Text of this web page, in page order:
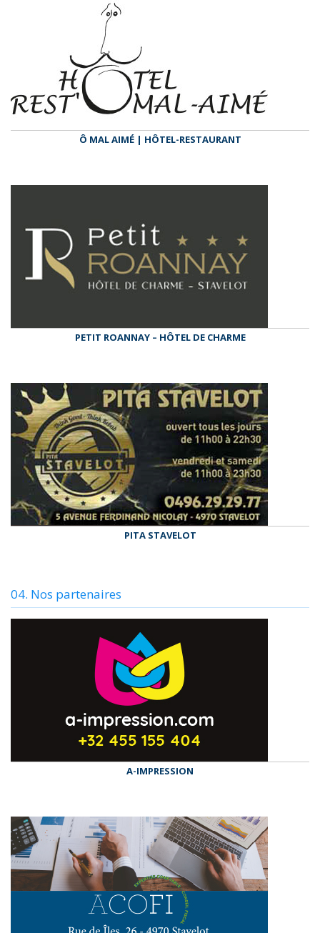
Ô MAL AIMÉ | HÔTEL-RESTAURANT
PETIT ROANNAY – HÔTEL DE CHARME
PITA STAVELOT
04. Nos partenaires
A-IMPRESSION